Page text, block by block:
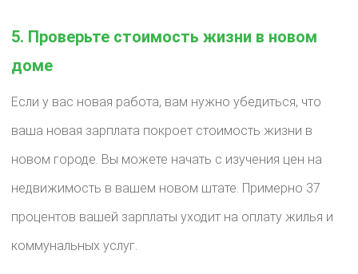
5. Проверьте стоимость жизни в новом
доме
Если у вас новая работа, вам нужно убедиться, что
ваша новая зарплата покроет стоимость жизни в
новом городе. Вы можете начать с изучения цен на
недвижимость в вашем новом штате. Примерно 37
процентов вашей зарплаты уходит на оплату жилья и
коммунальных услуг.